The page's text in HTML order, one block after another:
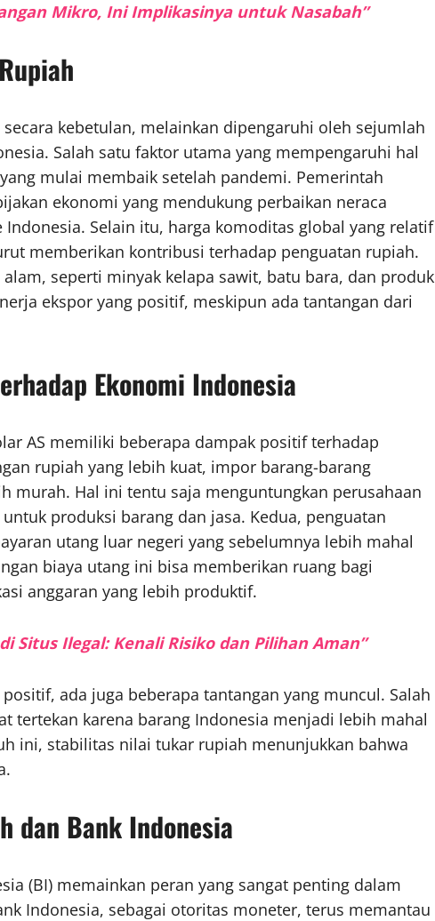
Mikro, Ini Implikasinya untuk Nasabah”
kebetulan, melainkan dipengaruhi oleh sejumlah
Salah satu faktor utama yang mempengaruhi hal
mulai membaik setelah pandemi. Pemerintah
ekonomi yang mendukung perbaikan neraca
Selain itu, harga komoditas global yang relatif
memberikan kontribusi terhadap penguatan rupiah.
seperti minyak kelapa sawit, batu bara, dan produk
ekspor yang positif, meskipun ada tantangan dari
Ekonomi Indonesia
AS memiliki beberapa dampak positif terhadap
rupiah yang lebih kuat, impor barang-barang
murah. Hal ini tentu saja menguntungkan perusahaan
produksi barang dan jasa. Kedua, penguatan
utang luar negeri yang sebelumnya lebih mahal
biaya utang ini bisa memberikan ruang bagi
anggaran yang lebih produktif.
Situs Ilegal: Kenali Risiko dan Pilihan Aman”
ada juga beberapa tantangan yang muncul. Salah
tertekan karena barang Indonesia menjadi lebih mahal
ini, stabilitas nilai tukar rupiah menunjukkan bahwa
dan Bank Indonesia
(BI) memainkan peran yang sangat penting dalam
Indonesia, sebagai otoritas moneter, terus memantau